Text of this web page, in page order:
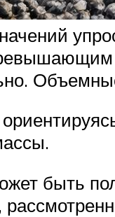
быть